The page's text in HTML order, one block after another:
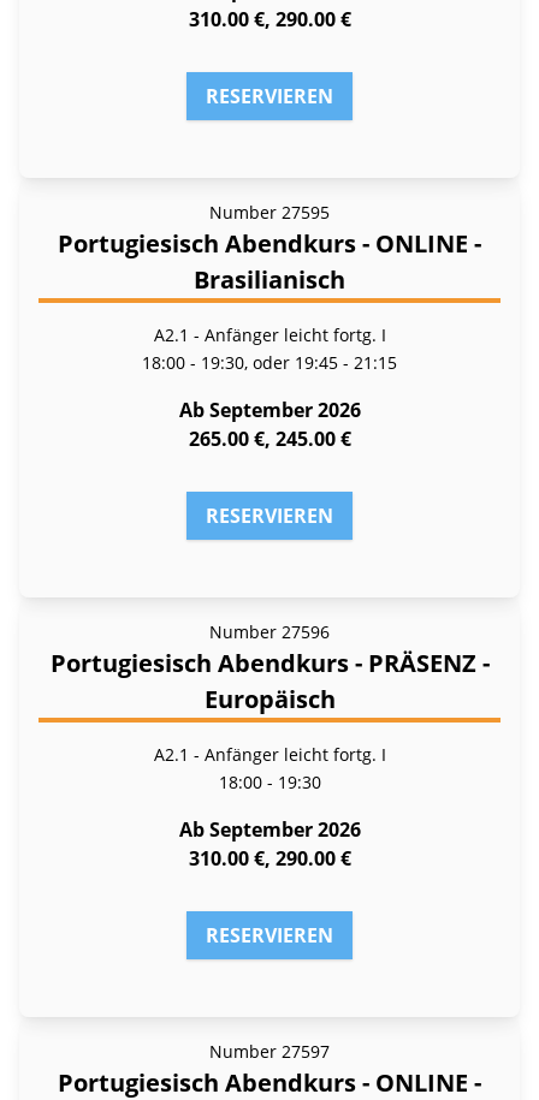
310.00 €, 290.00 €
RESERVIEREN
Number 27595
Portugiesisch Abendkurs - ONLINE -
Brasilianisch
A2.1 - Anfänger leicht fortg. I
18:00 - 19:30, oder 19:45 - 21:15
Ab September 2026
265.00 €, 245.00 €
RESERVIEREN
Number 27596
Portugiesisch Abendkurs - PRÄSENZ -
Europäisch
A2.1 - Anfänger leicht fortg. I
18:00 - 19:30
Ab September 2026
310.00 €, 290.00 €
RESERVIEREN
Number 27597
Portugiesisch Abendkurs - ONLINE -